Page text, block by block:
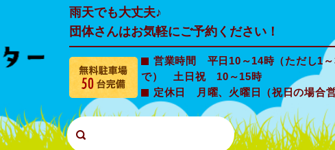
雨天でも大丈夫♪
団体さんはお気軽にご予約ください！
営業時間 平日10～14時（ただし1～
で） 土日祝 10～15時
定休日 月曜、火曜日（祝日の場合営